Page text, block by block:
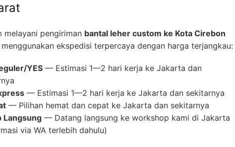
melayani pengiriman bantal leher custom ke Kota Cirebon
menggunakan ekspedisi terpercaya dengan harga terjangkau:
YES — Estimasi 1—2 hari kerja ke Jakarta dan
— Estimasi 1—2 hari kerja ke Jakarta dan sekitarnya
— Pilihan hemat dan cepat ke Jakarta dan sekitarnya
Langsung — Datang langsung ke workshop kami di Jakarta
via WA terlebih dahulu)